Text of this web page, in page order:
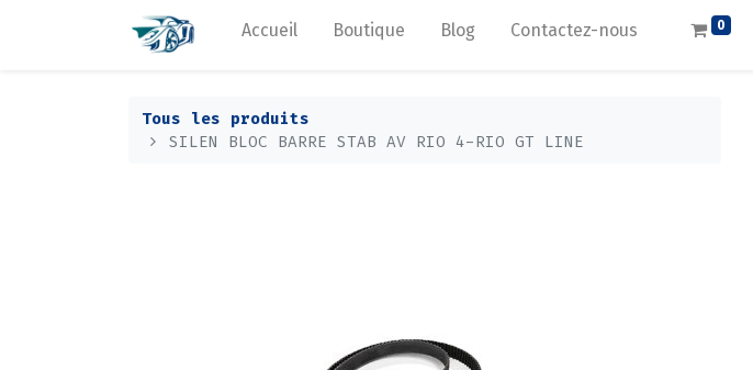
Accueil Boutique Blog Contactez-nous 0
Tous les produits
SILEN BLOC BARRE STAB AV RIO 4-RIO GT LINE